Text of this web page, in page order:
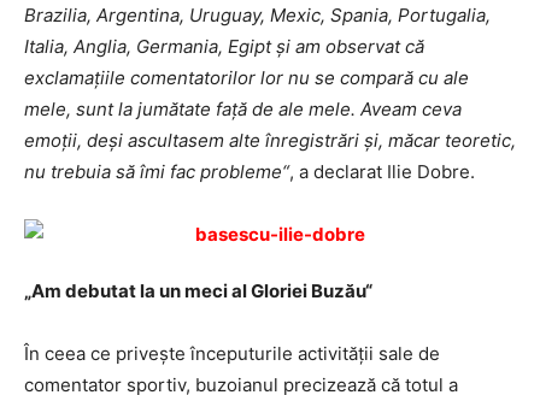
Brazilia, Argentina, Uru­guay, Mexic, Spania, Portugalia,
Italia, Anglia, Germania, Egipt și am observat că
exclamațiile comentatorilor lor nu se compară cu ale
mele, sunt la jumătate față de ale mele. Aveam ceva
emoții, deși ascultasem alte înregistrări și, măcar teoretic,
nu trebuia să îmi fac probleme“, a declarat Ilie Dobre.
„Am debutat la un meci al Gloriei Buzău“
În ceea ce privește începuturile activității sale de
comentator sportiv, buzoianul precizează că totul a